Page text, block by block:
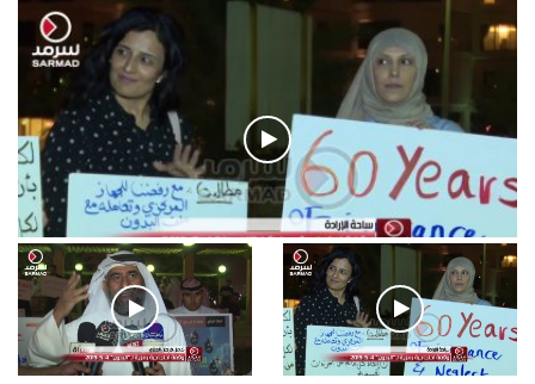
فيديو
.وقفة احتجاجية رمزية لـ”#البدون” في ساحة الإرادة 4-5-2019.
الأحد 5 مايو 2019